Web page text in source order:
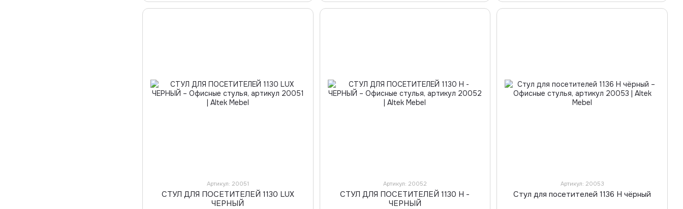
Артикул: 20051
СТУЛ ДЛЯ ПОСЕТИТЕЛЕЙ 1130 LUX
ЧЕРНЫЙ
Артикул: 20052
СТУЛ ДЛЯ ПОСЕТИТЕЛЕЙ 1130 H -
ЧЕРНЫЙ
Артикул: 20053
Стул для посетителей 1136 H чёрный